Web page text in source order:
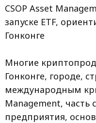
CSOP Asset
запуске ETF,
Гонконге
Многие
Гонконге, городе,
международным
Management, часть
предприятия,